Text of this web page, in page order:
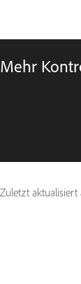
Mehr
Zuletzt aktualisiert